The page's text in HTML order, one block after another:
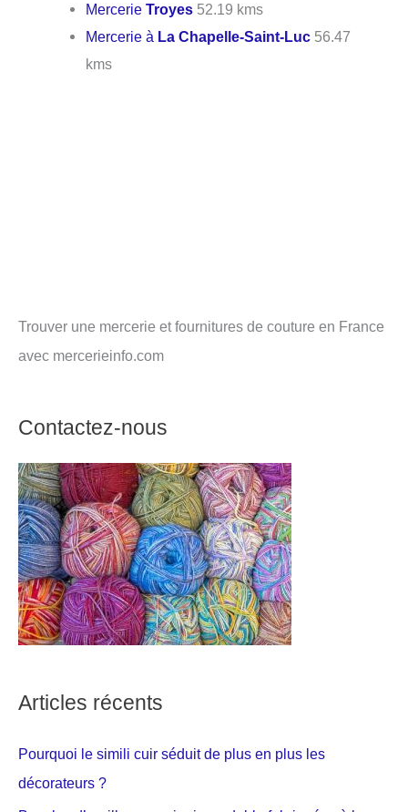
MercerieTroyes 52.19 kms
Mercerie à La Chapelle-Saint-Luc 56.47
kms
Trouver une mercerie et fournitures de couture en France
avec mercerieinfo.com
Contactez-nous
Articles récents
Pourquoi le simili cuir séduit de plus en plus les
décorateurs ?